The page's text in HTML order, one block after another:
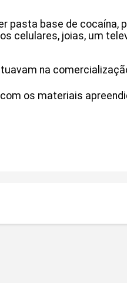
pasta base de cocaína,
celulares, joias, um
na
os materiais